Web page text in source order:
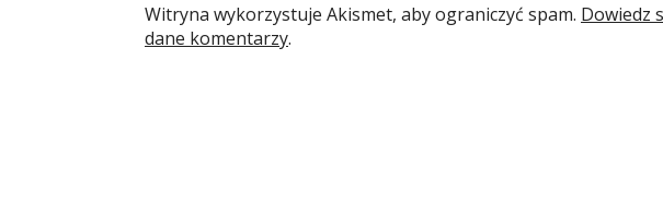
Witryna wykorzystuje Akismet, aby ograniczyć spam. Dowiedz
dane komentarzy.